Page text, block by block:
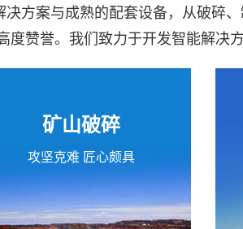
方案与成熟的配套设备，从破碎
赞誉。我们致力于开发智能解决
矿山破碎
攻坚克难 匠心颇具